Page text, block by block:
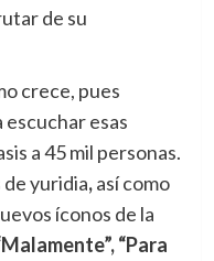
de su
crece, pues
esas
a 45 mil personas.
yuridia,así como
íconos de la
“Para